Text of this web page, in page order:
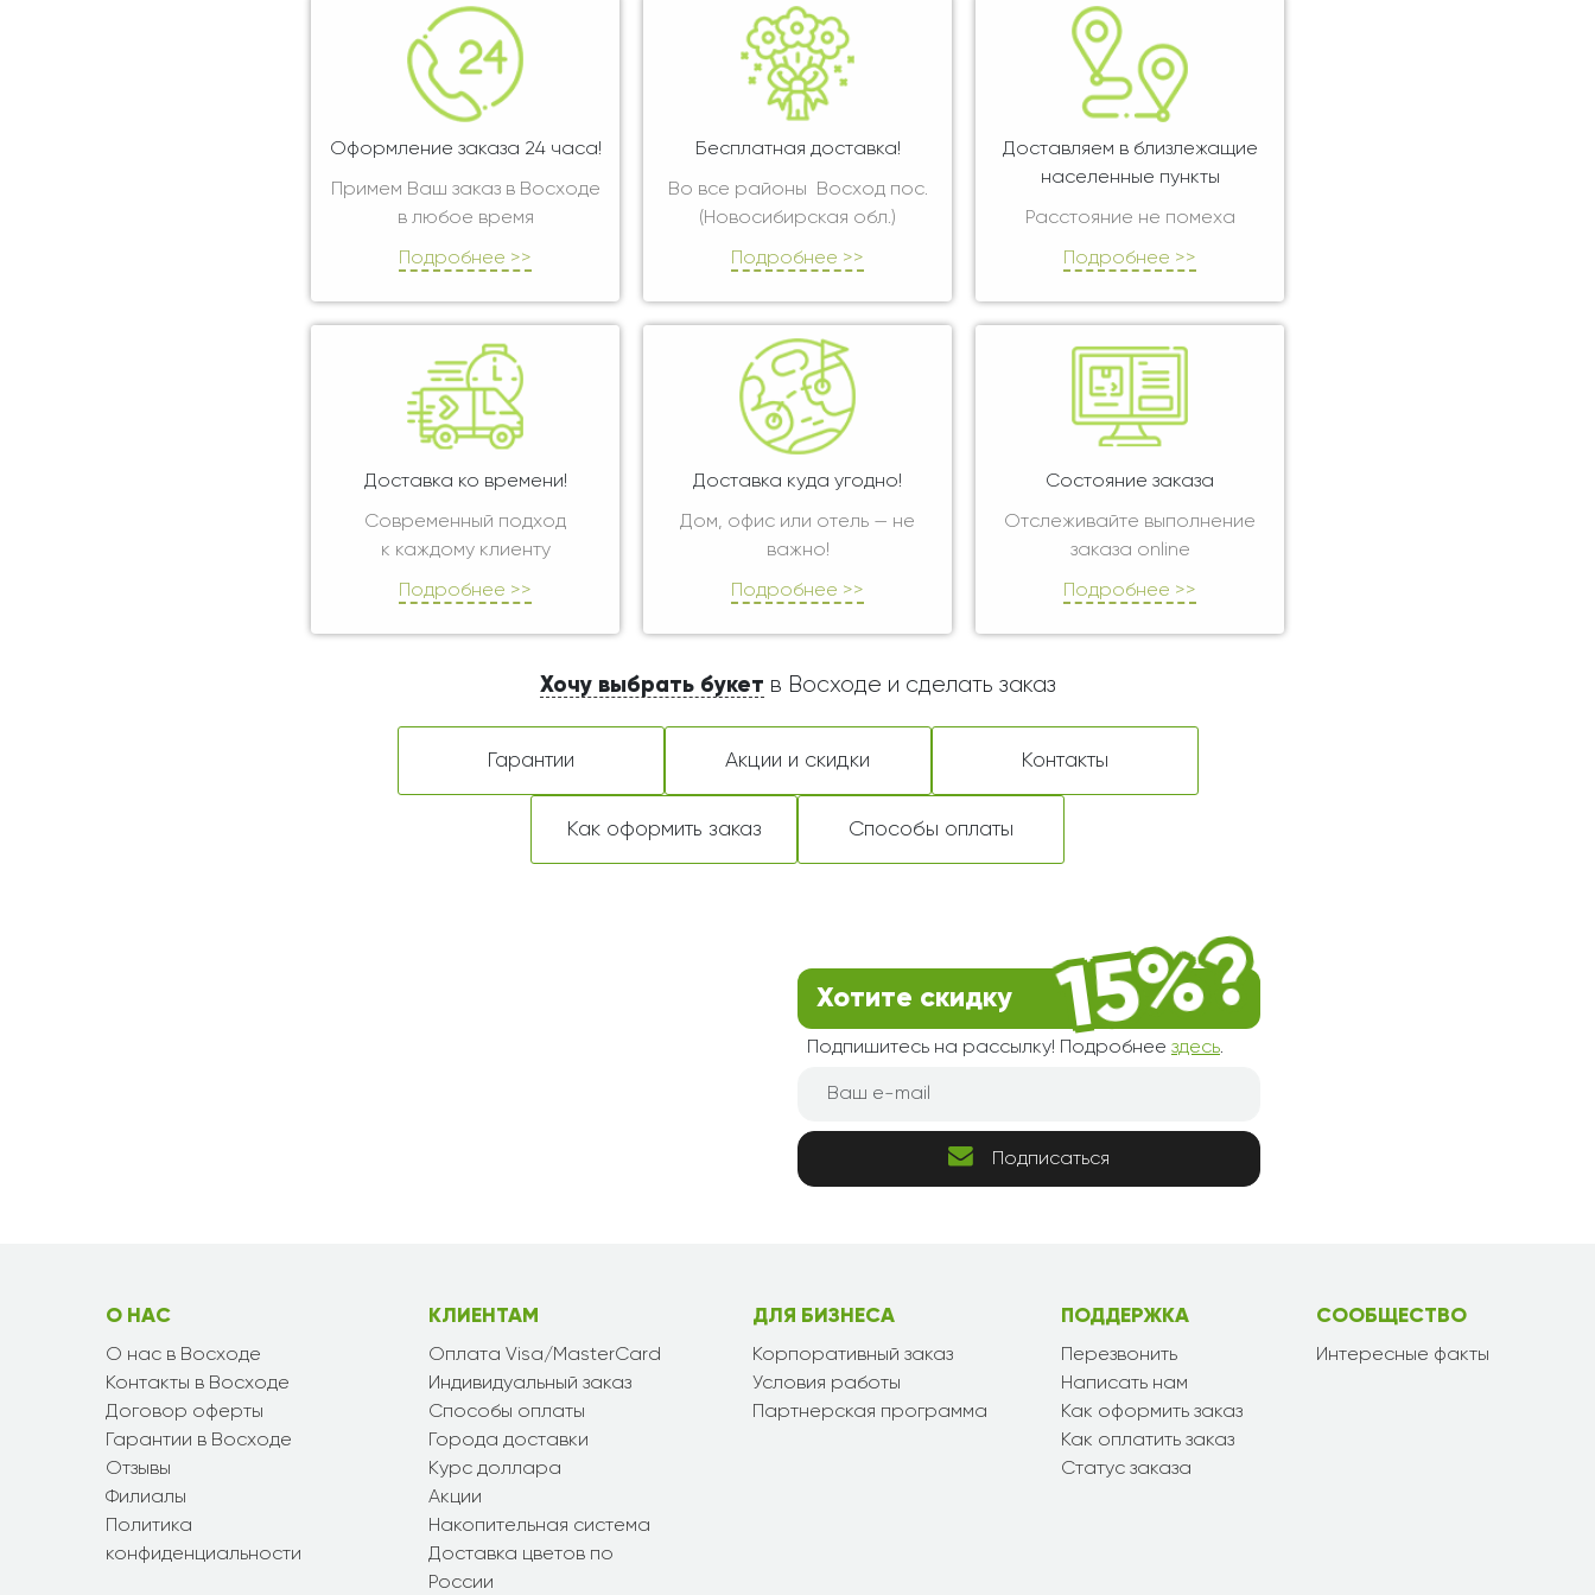
Оформление заказа 24 часа!
Примем Ваш заказ в Восходе
в любое время
Подробнее >>
Бесплатная доставка!
Во все районы Восход пос.
(Новосибирская обл.)
Подробнее >>
Доставляем в близлежащие
населенные пункты
Расстояние не помеха
Подробнее >>
Доставка ко времени!
Современный подход
к каждому клиенту
Подробнее >>
Доставка куда угодно!
Дом, офис или отель — не
важно!
Подробнее >>
Состояние заказа
Отслеживайте выполнение
заказа online
Подробнее >>
Хочу выбрать букет в Восходе и сделать заказ
Гарантии Акции и скидки Контакты
Как оформить заказ Способы оплаты
Хотите скидку
Подпишитесь на рассылку! Подробнее здесь.
Подписаться
О НАС
О нас в Восходе
Контакты в Восходе
Договор оферты
Гарантии в Восходе
Отзывы
Филиалы
Политика
конфиденциальности
КЛИЕНТАМ
Оплата Visa/MasterCard
Индивидуальный заказ
Способы оплаты
Города доставки
Курс доллара
Акции
Накопительная система
Доставка цветов по
России
ДЛЯ БИЗНЕСА
Корпоративный заказ
Условия работы
Партнерская программа
ПОДДЕРЖКА
Перезвонить
Написать нам
Как оформить заказ
Как оплатить заказ
Статус заказа
СООБЩЕСТВО
Интересные факты